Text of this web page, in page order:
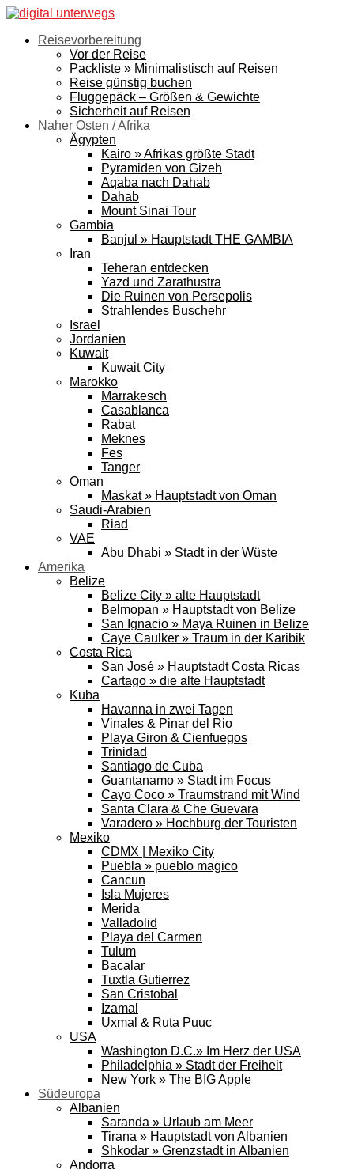
Reisevorbereitung
Vor der Reise
Packliste » Minimalistisch auf Reisen
Reise günstig buchen
Fluggepäck – Größen & Gewichte
Sicherheit auf Reisen
Naher Osten / Afrika
Ägypten
Kairo » Afrikas größte Stadt
Pyramiden von Gizeh
Aqaba nach Dahab
Dahab
Mount Sinai Tour
Gambia
Banjul » Hauptstadt THE GAMBIA
Iran
Teheran entdecken
Yazd und Zarathustra
Die Ruinen von Persepolis
Strahlendes Buschehr
Israel
Jordanien
Kuwait
Kuwait City
Marokko
Marrakesch
Casablanca
Rabat
Meknes
Fes
Tanger
Oman
Maskat » Hauptstadt von Oman
Saudi-Arabien
Riad
VAE
Abu Dhabi » Stadt in der Wüste
Amerika
Belize
Belize City » alte Hauptstadt
Belmopan » Hauptstadt von Belize
San Ignacio » Maya Ruinen in Belize
Caye Caulker » Traum in der Karibik
Costa Rica
San José » Hauptstadt Costa Ricas
Cartago » die alte Hauptstadt
Kuba
Havanna in zwei Tagen
Vinales & Pinar del Rio
Playa Giron & Cienfuegos
Trinidad
Santiago de Cuba
Guantanamo » Stadt im Focus
Cayo Coco » Traumstrand mit Wind
Santa Clara & Che Guevara
Varadero » Hochburg der Touristen
Mexiko
CDMX | Mexiko City
Puebla » pueblo magico
Cancun
Isla Mujeres
Merida
Valladolid
Playa del Carmen
Tulum
Bacalar
Tuxtla Gutierrez
San Cristobal
Izamal
Uxmal & Ruta Puuc
USA
Washington D.C.» Im Herz der USA
Philadelphia » Stadt der Freiheit
New York » The BIG Apple
Südeuropa
Albanien
Saranda » Urlaub am Meer
Tirana » Hauptstadt von Albanien
Shkodar » Grenzstadt in Albanien
Andorra